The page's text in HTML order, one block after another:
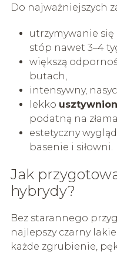
Do najważniejszych
utrzymywanie
stóp nawet 3–4
większą
butach,
intensywny,
lekko
podatną na
estetyczny
basenie i siłowni.
Jak
hybrydy?
Bez starannego
najlepszy czarny
każde zgrubienie,